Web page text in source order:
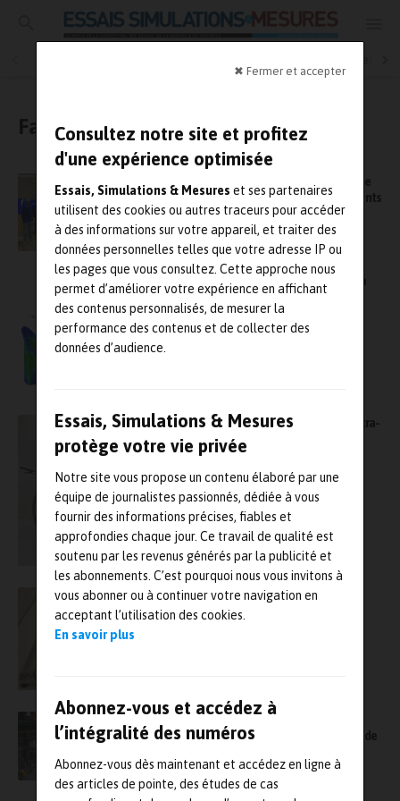
✖ Fermer et accepter
Consultez notre site et profitez
d'une expérience optimisée
Essais, Simulations & Mesures et ses partenaires
utilisent des cookies ou autres traceurs pour accéder
à des informations sur votre appareil, et traiter des
données personnelles telles que votre adresse IP ou
les pages que vous consultez. Cette approche nous
permet d’améliorer votre expérience en affichant
des contenus personnalisés, de mesurer la
performance des contenus et de collecter des
données d’audience.
Essais, Simulations & Mesures
protège votre vie privée
Notre site vous propose un contenu élaboré par une
équipe de journalistes passionnés, dédiée à vous
fournir des informations précises, fiables et
approfondies chaque jour. Ce travail de qualité est
soutenu par les revenus générés par la publicité et
les abonnements. C’est pourquoi nous vous invitons à
vous abonner ou à continuer votre navigation en
acceptant l’utilisation des cookies.
En savoir plus
Abonnez-vous et accédez à
l’intégralité des numéros
Abonnez-vous dès maintenant et accédez en ligne à
des articles de pointe, des études de cas
Fabrication additive
Arts et Métiers et Safran lancent Cesame, une
chaire pour développer des procédés innovants
en aéronautique
SIMETAL3D, spécialiste de la simulation de la
fabrication additive métallique
Fabrication additive : un vélo singlespeed ultra-
léger issu de l’impression 3D
Clip FAM vient de s’achever et ouvre de
nouvelles perpectives en matière de
laboratoire public/privé dédié à l’aluminium de